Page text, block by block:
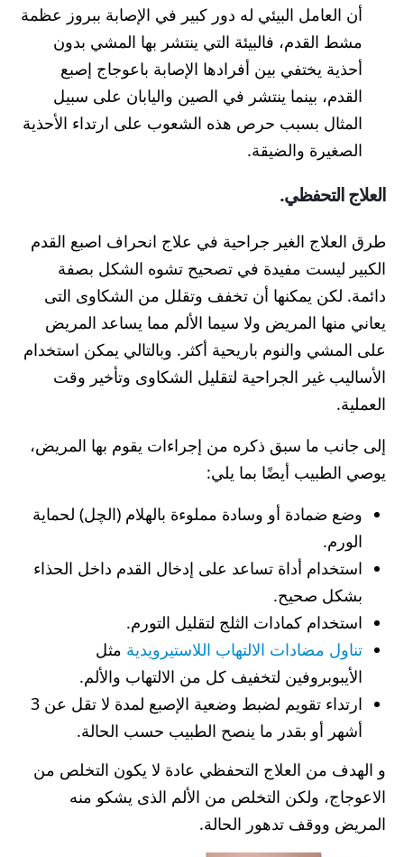
أن العامل البيئي له دور كبير في الإصابة ببروز عظمة
مشط القدم، فالبيئة التي ينتشر بها المشي بدون
أحذية يختفي بين أفرادها الإصابة باعوجاج إصبع
القدم، بينما ينتشر في الصين واليابان على سبيل
المثال بسبب حرص هذه الشعوب على ارتداء الأحذية
الصغيرة والضيقة.
العلاج التحفظي.
طرق العلاج الغير جراحية في علاج انحراف اصبع القدم
الكبير ليست مفيدة في تصحيح تشوه الشكل بصفة
دائمة. لكن يمكنها أن تخفف وتقلل من الشكاوى التى
يعاني منها المريض ولا سيما الألم مما يساعد المريض
على المشي والنوم باريحية أكثر. وبالتالي يمكن استخدام
الأساليب غير الجراحية لتقليل الشكاوى وتأخير وقت
العملية.
إلى جانب ما سبق ذكره من إجراءات يقوم بها المريض،
يوصي الطبيب أيضًا بما يلي:
وضع ضمادة أو وسادة مملوءة بالهلام (الچل) لحماية
الورم.
استخدام أداة تساعد على إدخال القدم داخل الحذاء
بشكل صحيح.
استخدام كمادات الثلج لتقليل التورم.
تناول مضادات الالتهاب اللاستيرويدية مثل
الأيبوبروفين لتخفيف كل من الالتهاب والألم.
ارتداء تقويم لضبط وضعية الإصبع لمدة لا تقل عن 3
أشهر أو بقدر ما ينصح الطبيب حسب الحالة.
و الهدف من العلاج التحفظي عادة لا يكون التخلص من
الاعوجاج، ولكن التخلص من الألم الذى يشكو منه
المريض ووقف تدهور الحالة.